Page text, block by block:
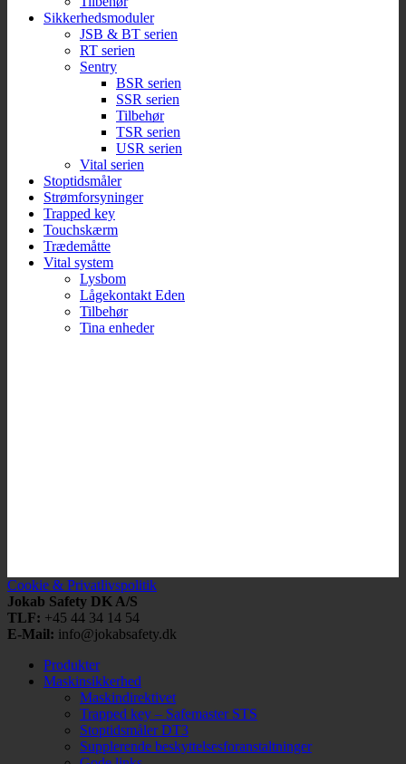
Sikkerhedsmoduler
JSB & BT serien
RT serien
Sentry
BSR serien
SSR serien
Tilbehør
TSR serien
USR serien
Vital serien
Stoptidsmåler
Strømforsyninger
Trapped key
Touchskærm
Trædemåtte
Vital system
Lysbom
Lågekontakt Eden
Tilbehør
Tina enheder
Cookie & Privatlivspolitik
Jokab Safety DK A/S
TLF: +45 44 34 14 54
E-Mail: info@jokabsafety.dk
Produkter
Maskinsikkerhed
Maskindirektivet
Trapped key – Safemaster STS
Stoptidsmåler DT3
Supplerende beskyttelsesforanstaltninger